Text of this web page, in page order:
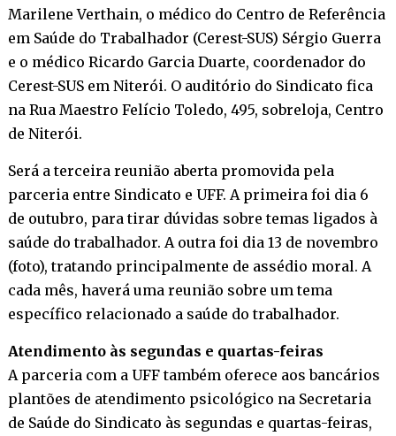
Marilene Verthain, o médico do Centro de Referência
em Saúde do Trabalhador (Cerest-SUS) Sérgio Guerra
e o médico Ricardo Garcia Duarte, coordenador do
Cerest-SUS em Niterói. O auditório do Sindicato fica
na Rua Maestro Felício Toledo, 495, sobreloja, Centro
de Niterói.
Será a terceira reunião aberta promovida pela
parceria entre Sindicato e UFF. A primeira foi dia 6
de outubro, para tirar dúvidas sobre temas ligados à
saúde do trabalhador. A outra foi dia 13 de novembro
(foto), tratando principalmente de assédio moral. A
cada mês, haverá uma reunião sobre um tema
específico relacionado a saúde do trabalhador.
Atendimento às segundas e quartas-feiras
A parceria com a UFF também oferece aos bancários
plantões de atendimento psicológico na Secretaria
de Saúde do Sindicato às segundas e quartas-feiras,